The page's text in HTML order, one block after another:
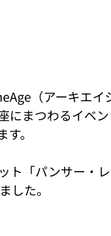
（アーキエ
にまつわるイベ
。
ト「パンサー・
した。